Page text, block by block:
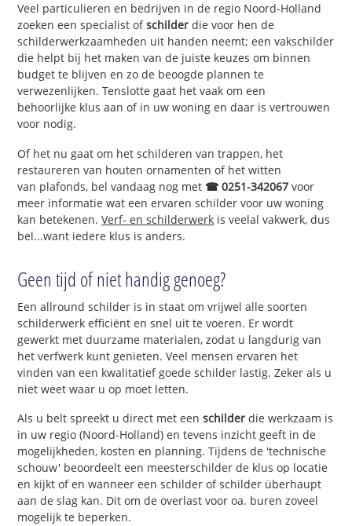
Veel particulieren en bedrijven in de regio Noord-Holland
zoeken een specialist ofschilder die voor hen de
schilderwerkzaamheden uit handen neemt; een vakschilder
die helpt bij het maken van de juiste keuzes om binnen
budget te blijven en zo de beoogde plannen te
verwezenlijken. Tenslotte gaat het vaak om een
behoorlijke klus aan of in uw woning en daar is vertrouwen
voor nodig.
Of het nu gaat om het schilderen van trappen, het
restaureren van houten ornamenten of het witten
van plafonds, bel vandaag nog met ☎ 0251-342067 voor
meer informatie wat een ervaren schilder voor uw woning
kan betekenen.Verf- en schilderwerk is veelal vakwerk, dus
bel...want iedere klus is anders.
Geen tijd of niet handig genoeg?
Een allround schilder is in staat om vrijwel alle soorten
schilderwerk efficiënt en snel uit te voeren. Er wordt
gewerkt met duurzame materialen, zodat u langdurig van
het verfwerk kunt genieten. Veel mensen ervaren het
vinden van een kwalitatief goede schilder lastig. Zeker als u
niet weet waar u op moet letten.
Als u belt spreekt u direct met eenschilder die werkzaam is
in uw regio (Noord-Holland) en tevens inzicht geeft in de
mogelijkheden, kosten en planning. Tijdens de 'technische
schouw' beoordeelt een meesterschilder de klus op locatie
en kijkt of en wanneer een schilder of schilder überhaupt
aan de slag kan. Dit om de overlast voor oa. buren zoveel
mogelijk te beperken.